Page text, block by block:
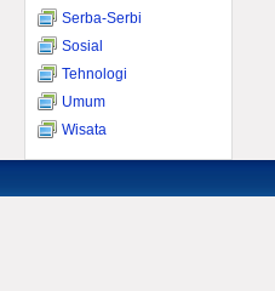
Serba-Serbi
Sosial
Tehnologi
Umum
Wisata